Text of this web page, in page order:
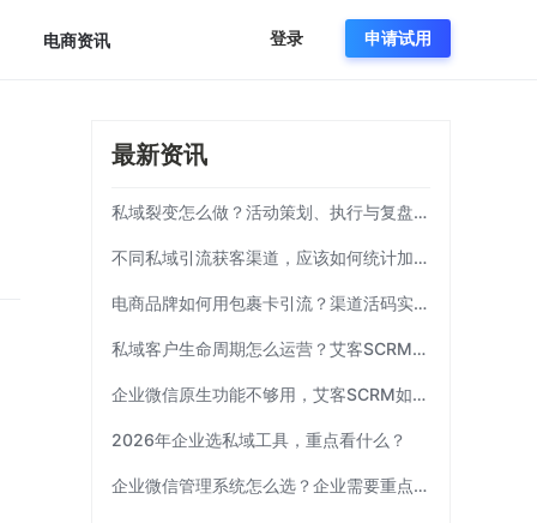
电商资讯 登录 申请试用
最新资讯
私域裂变怎么做？活动策划、执行与复盘完整流程
不同私域引流获客渠道，应该如何统计加粉效果？
电商品牌如何用包裹卡引流？渠道活码实操方案|艾客SCRM
私域客户生命周期怎么运营？艾客SCRM实操模板
企业微信原生功能不够用，艾客SCRM如何补齐运营链路？
2026年企业选私域工具，重点看什么？
企业微信管理系统怎么选？企业需要重点考察这7项能力|艾客SCRM